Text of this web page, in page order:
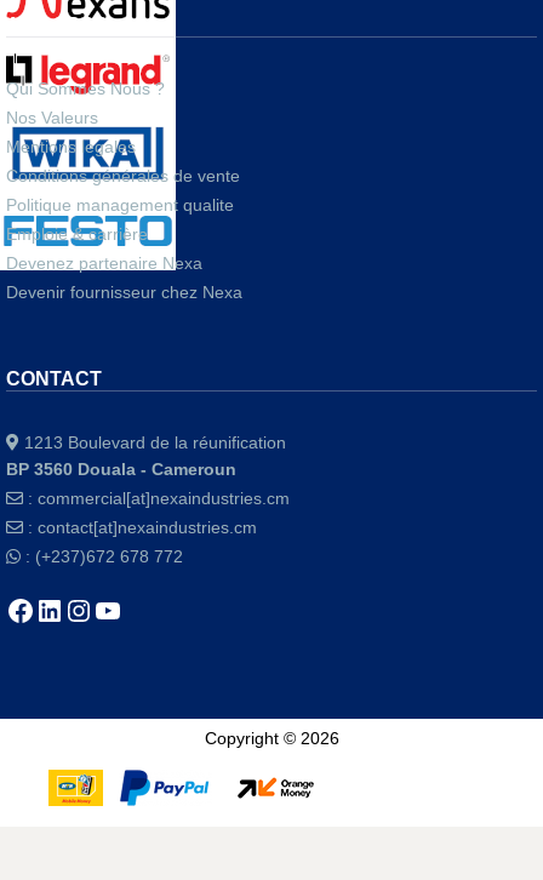
A PROPOS
Qui Sommes Nous ?
Nos Valeurs
Mentions legales
Conditions générales de vente
Politique management qualite
Emploie & carrière
Devenez partenaire Nexa
Devenir fournisseur chez Nexa
CONTACT
1213 Boulevard de la réunification
BP 3560 Douala - Cameroun
: commercial[at]nexaindustries.cm
: contact[at]nexaindustries.cm
: (+237)672 678 772
Copyright © 2026